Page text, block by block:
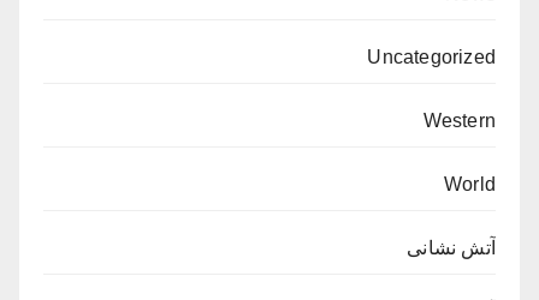
Uncategorized
Western
World
آتش نشانی